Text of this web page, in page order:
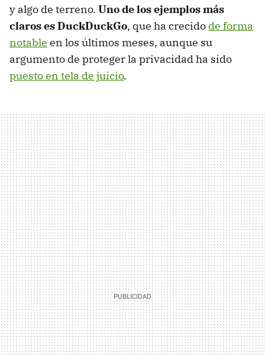
y algo de terreno. Uno de los ejemplos más
claros es DuckDuckGo, que ha crecido de forma
notable en los últimos meses, aunque su
argumento de proteger la privacidad ha sido
puesto en tela de juicio.